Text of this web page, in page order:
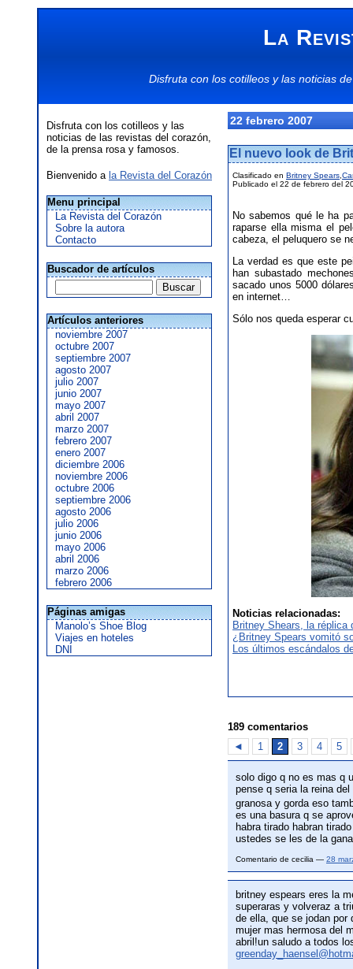
La
Disfruta con los cotilleosy las noticias
Disfruta con los cotilleos y las
noticias de las revistas del corazón,
de la prensa rosa y famosos.
Bienvenido a la Revista del Corazón
Menu principal
La Revista del Corazón
Sobre la autora
Contacto
Buscador de artículos
Artículos anteriores
noviembre 2007
octubre 2007
septiembre 2007
agosto 2007
julio 2007
junio 2007
mayo 2007
abril 2007
marzo 2007
febrero 2007
enero 2007
diciembre 2006
noviembre 2006
octubre 2006
septiembre 2006
agosto 2006
julio 2006
junio 2006
mayo 2006
abril 2006
marzo 2006
febrero 2006
Páginas amigas
Manolo’s Shoe Blog
Viajes en hoteles
DNI
22 febrero 2007
El nuevo look de
Clasificado en Britney Spears
Publicado el 22 de febrero del
No sabemos qué le ha
raparse ella misma el
cabeza, el peluquero se
La verdad es que este
han subastado
sacado unos 5000
en internet…
Sólo nos queda esperar
Noticias relacionadas:
Britney Shears, la réplica
¿Britney Spears vomitó
Los últimos escándalos
189 comentarios
◄
1 2 3 4 5
solo digo q no es mas q
pense q seria la reina
granosa y gorda eso
es una basura q se
habra tirado habran
ustedes se les de la
Comentario de cecilia — 28
britney espears eres la
superaras y volveraz a
de ella, que se jodan por
mujer mas hermosa del
abril!un saludo a todos